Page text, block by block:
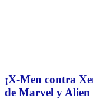
¡X-Men contra
de Marvel y Alien